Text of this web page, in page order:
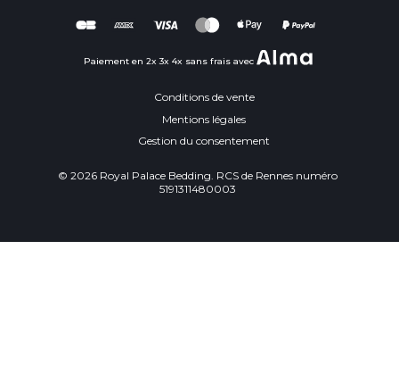
Paiement en 2x 3x 4x sans frais avec
© 2026 Royal Palace Bedding. RCS de Rennes numéro
5191311480003
Conditions de vente
Mentions légales
Gestion du consentement